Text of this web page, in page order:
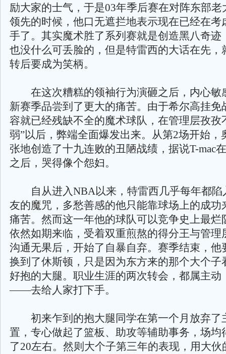
励大家的士气，于是03年季后赛在对阵东部老
领先的时候，他口无遮拦地表示现在已经在考
手了。其实魔术胜了系列赛就是创造黑八奇迹
也没什么可丢脸的，但是特雷西的大话在先，
转后要成为笑柄。
在这次糟糕的领袖行为演砸之后，内心敏
新赛季品尝到了更大的痛苦。由于希尔高挂免
容就已经残缺不全的魔术球队，在管理层孜孜
弱”以后，弊端全面爆发出来。从第2场开始，
张地创造了十九连败的丑陋战绩，据说T-mac
之后，哭得像个怨妇。
自从进入NBA以来，特雷西几乎每年都陷
友的魔咒，多愁善感的他只能靠球场上的成功
痛苦。然而这一年他的球队可以竞争史上最烂
依然如期来临，受着双重煎熬的得分王与管理
沟通无果后，开始了自暴自弃。赛季结束，他
换到了休斯顿，只是因为东方来的那个大个子
好抱的大腿。职业生涯的两次转会，都属主动
——去给人家打下手。
初来乍到的抱大腿同学在第一个月放弃了
置，专心做起了篮板、助攻等辅助事务，场均
了20左右。然则大个子第三年的表现，用大伙